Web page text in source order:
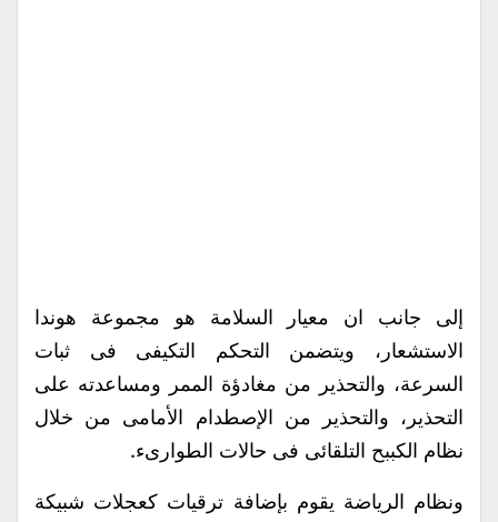
إلى جانب ان معيار السلامة هو مجموعة هوندا
الاستشعار، ويتضمن التحكم التكيفى فى ثبات
السرعة، والتحذير من مغادؤة الممر ومساعدته على
التحذير، والتحذير من الإصطدام الأمامى من خلال
نظام الكببح التلقائى فى حالات الطوارىء.
ونظام الرياضة يقوم بإضافة ترقيات كعجلات شبيكة